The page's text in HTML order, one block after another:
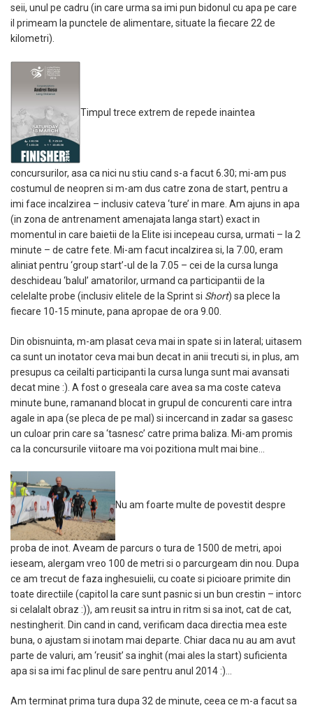
seii, unul pe cadru (in care urma sa imi pun bidonul cu apa pe care
il primeam la punctele de alimentare, situate la fiecare 22 de
kilometri).
Timpul trece extrem de repede inaintea
concursurilor, asa ca nici nu stiu cand s-a facut 6.30; mi-am pus
costumul de neopren si m-am dus catre zona de start, pentru a
imi face incalzirea – inclusiv cateva ‘ture’ in mare. Am ajuns in apa
(in zona de antrenament amenajata langa start) exact in
momentul in care baietii de la Elite isi incepeau cursa, urmati – la 2
minute – de catre fete. Mi-am facut incalzirea si, la 7.00, eram
aliniat pentru ‘group start’-ul de la 7.05 – cei de la cursa lunga
deschideau ‘balul’ amatorilor, urmand ca participantii de la
celelalte probe (inclusiv elitele de la Sprint si Short) sa plece la
fiecare 10-15 minute, pana apropae de ora 9.00.
Din obisnuinta, m-am plasat ceva mai in spate si in lateral; uitasem
ca sunt un inotator ceva mai bun decat in anii trecuti si, in plus, am
presupus ca ceilalti participanti la cursa lunga sunt mai avansati
decat mine :). A fost o greseala care avea sa ma coste cateva
minute bune, ramanand blocat in grupul de concurenti care intra
agale in apa (se pleca de pe mal) si incercand in zadar sa gasesc
un culoar prin care sa ‘tasnesc’ catre prima baliza. Mi-am promis
ca la concursurile viitoare ma voi pozitiona mult mai bine…
Nu am foarte multe de povestit despre
proba de inot. Aveam de parcurs o tura de 1500 de metri, apoi
ieseam, alergam vreo 100 de metri si o parcurgeam din nou. Dupa
ce am trecut de faza inghesuielii, cu coate si picioare primite din
toate directiile (capitol la care sunt pasnic si un bun crestin – intorc
si celalalt obraz :)), am reusit sa intru in ritm si sa inot, cat de cat,
nestingherit. Din cand in cand, verificam daca directia mea este
buna, o ajustam si inotam mai departe. Chiar daca nu au am avut
parte de valuri, am ‘reusit’ sa inghit (mai ales la start) suficienta
apa si sa imi fac plinul de sare pentru anul 2014 :)…
Am terminat prima tura dupa 32 de minute, ceea ce m-a facut sa